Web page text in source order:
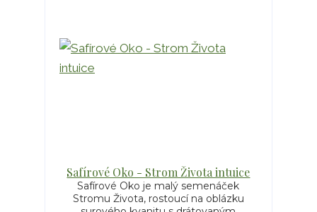
Safírové Oko - Strom Života intuice
Safírové Oko je malý semenáček
Stromu Života, rostoucí na oblázku